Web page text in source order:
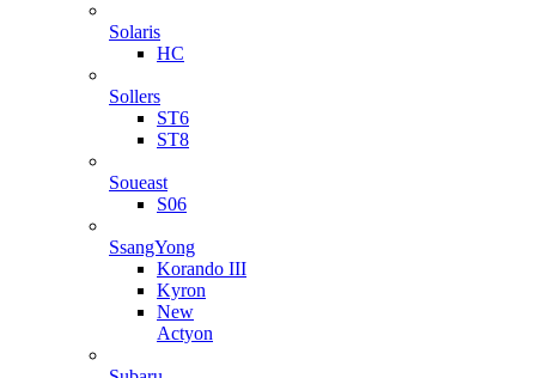
Solaris
HC
Sollers
ST6
ST8
Soueast
S06
SsangYong
Korando III
Kyron
New
Actyon